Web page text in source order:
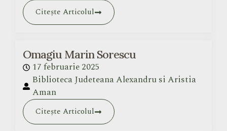
Citește Articolul
Omagiu Marin Sorescu
17 februarie 2025
Biblioteca Judeteana Alexandru si Aristia
Aman
Citește Articolul